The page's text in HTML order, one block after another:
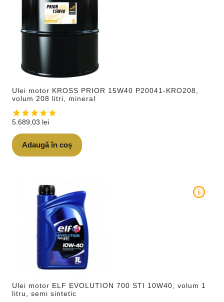
Ulei motor KROSS PRIOR 15W40 P20041-KRO208,
volum 208 litri, mineral
5.689,03 lei
Adaugă în coș
Ulei motor ELF EVOLUTION 700 STI 10W40, volum 1
litru, semi sintetic
i